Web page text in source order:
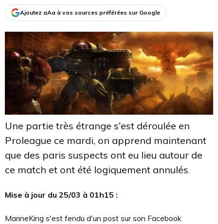
Ajoutez aAa à vos sources préférées sur Google
Une partie très étrange s'est déroulée en
Proleague ce mardi, on apprend maintenant
que des paris suspects ont eu lieu autour de
ce match et ont été logiquement annulés
Mise à jour du 25/03 à 01h15 :
MarineKing s'est fendu d'un post sur son Facebook